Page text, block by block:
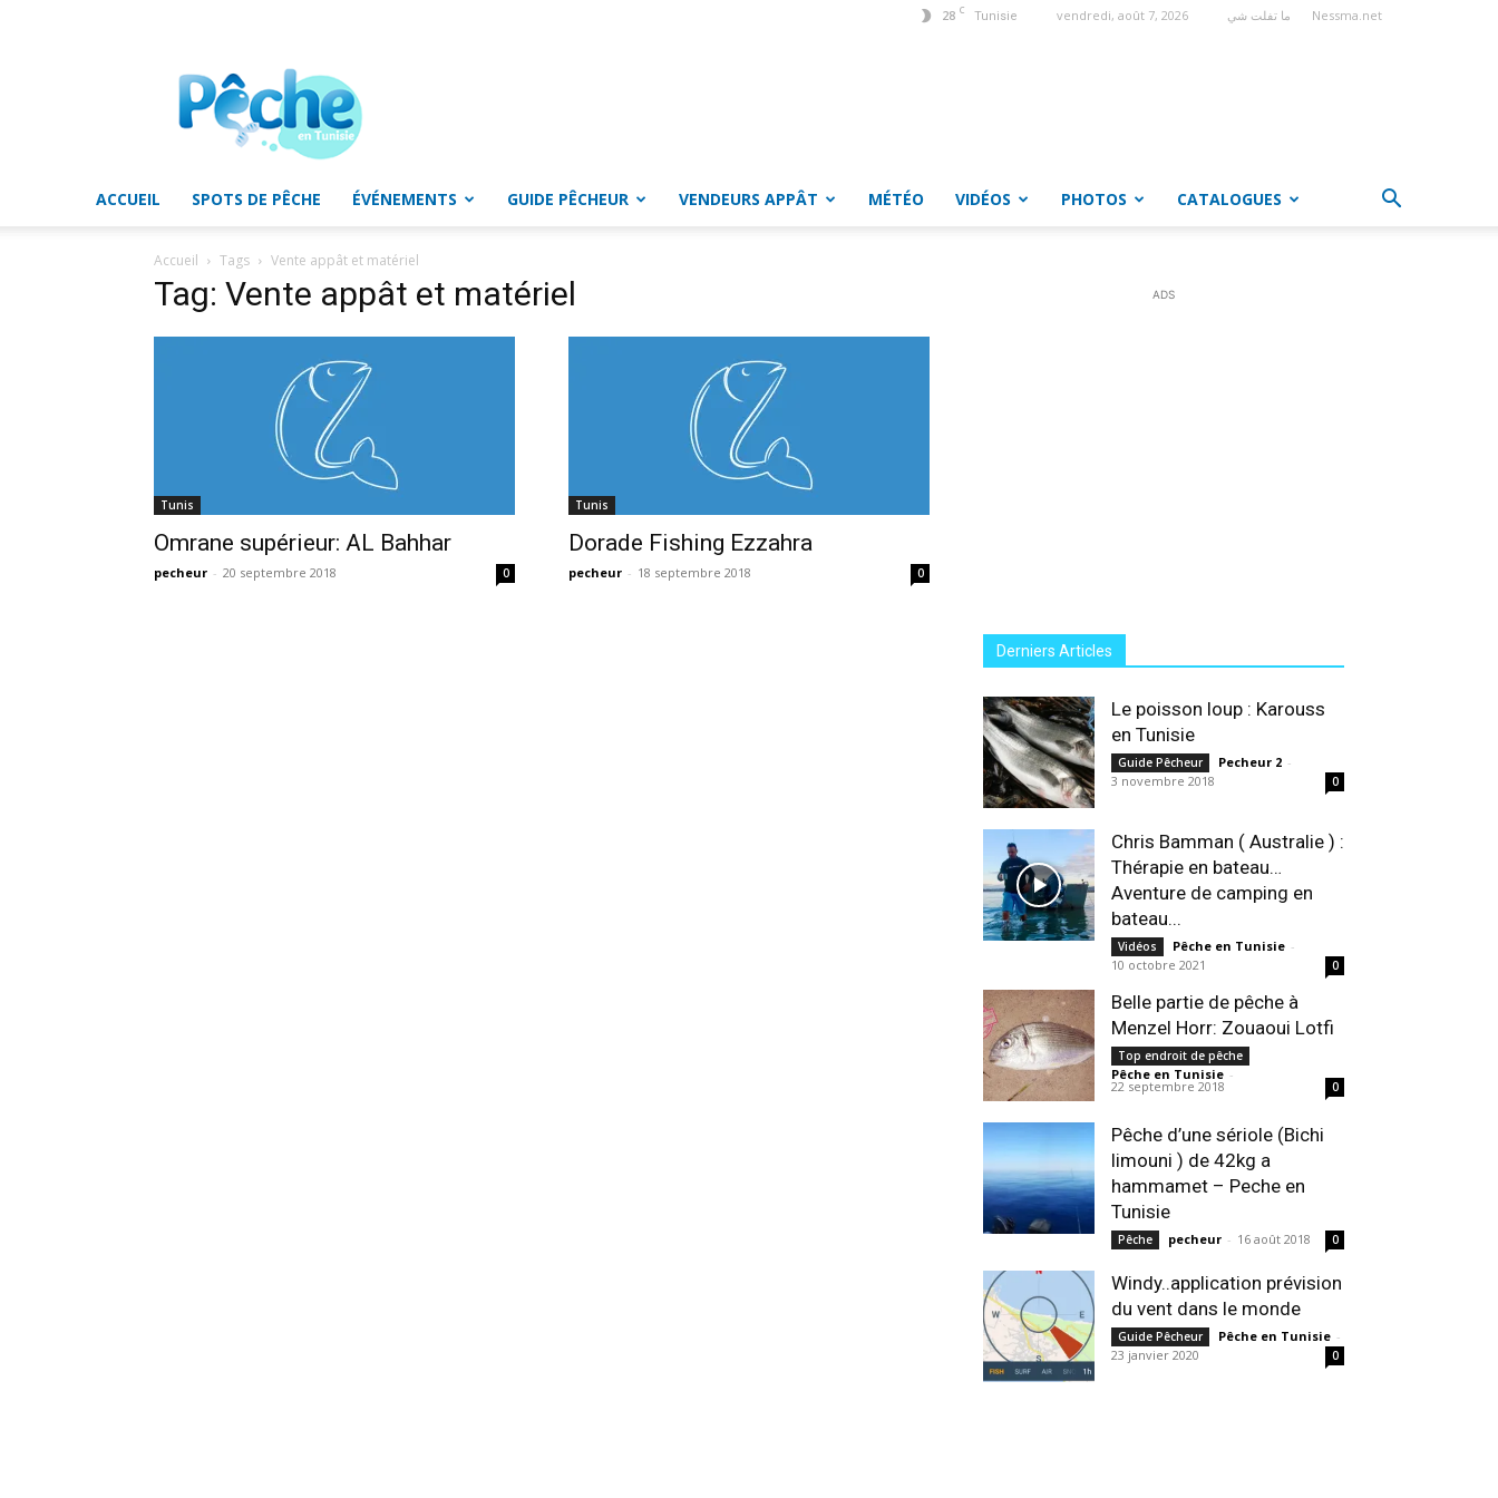
28 C Tunisie vendredi, août 7, 2026 ما تفلت شي Nessma.net
Pêche
en
Tunisie
ACCUEIL SPOTS DE PÊCHE ÉVÉNEMENTS GUIDE PÊCHEUR VENDEURS APPÂT MÉTÉO VIDÉOS PHOTOS CATALOGUES
Accueil Tags Vente appât et matériel
Tag: Vente appât et matériel
Tunis
Omrane supérieur: AL Bahhar
pecheur - 20 septembre 2018 0
Tunis
Dorade Fishing Ezzahra
pecheur - 18 septembre 2018 0
ADS
Derniers Articles
Le poisson loup : Karouss
en Tunisie
Guide Pêcheur Pecheur 2 -
3 novembre 2018
0
Chris Bamman ( Australie ) :
Thérapie en bateau…
Aventure de camping en
bateau...
Vidéos Pêche en Tunisie -
10 octobre 2021
0
Belle partie de pêche à
Menzel Horr: Zouaoui Lotfi
Top endroit de pêche
Pêche en Tunisie -
22 septembre 2018 0
Pêche d’une sériole (Bichi
limouni ) de 42kg a
hammamet – Peche en
Tunisie
Pêche pecheur - 16 août 2018 0
Windy..application prévision
du vent dans le monde
Guide Pêcheur Pêche en Tunisie -
23 janvier 2020
0